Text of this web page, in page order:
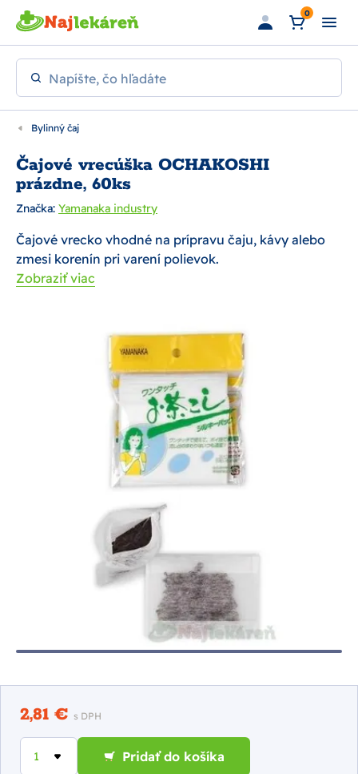
Preskočiť na hlavný obsah 0
Napíšte, čo hľadáte
Bylinný čaj
Čajové vrecúška OCHAKOSHI
prázdne, 60ks
Značka: Yamanaka industry
Čajové vrecko vhodné na prípravu čaju, kávy alebo
zmesi korenín pri varení polievok.
Zobraziť viac
2,81 € s DPH
Pridať do košíka